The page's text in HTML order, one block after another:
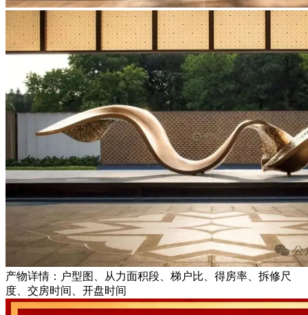
产物详情：户型图、从力面积段、梯户比、得房率、拆修尺
度、交房时间、开盘时间